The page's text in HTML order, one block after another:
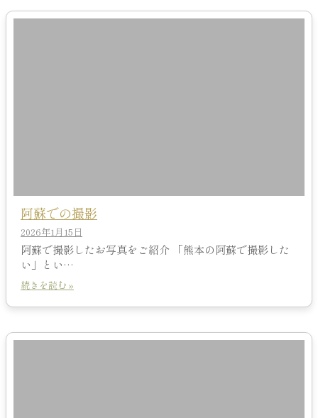
阿蘇での撮影
2026年1月15日
阿蘇で撮影したお写真をご紹介 「熊本の阿蘇で撮影した
い」とい…
続きを読む »